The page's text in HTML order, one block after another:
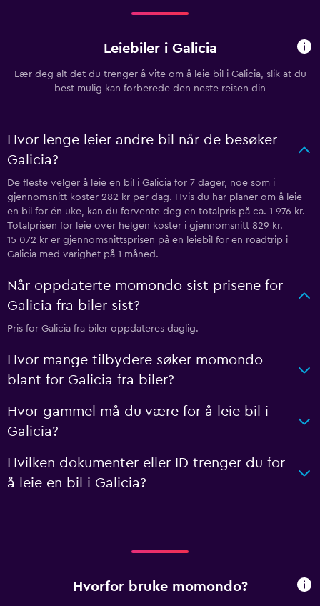
Leiebiler i Galicia
Lær deg alt det du trenger å vite om å leie bil i Galicia, slik at du
best mulig kan forberede den neste reisen din
Hvor lenge leier andre bil når de besøker
Galicia?
De fleste velger å leie en bil i Galicia for 7 dager, noe som i
gjennomsnitt koster 282 kr per dag. Hvis du har planer om å leie
en bil for én uke, kan du forvente deg en totalpris på ca. 1 976 kr.
Totalprisen for leie over helgen koster i gjennomsnitt 829 kr.
15 072 kr er gjennomsnittsprisen på en leiebil for en roadtrip i
Galicia med varighet på 1 måned.
Når oppdaterte momondo sist prisene for
Galicia fra biler sist?
Pris for Galicia fra biler oppdateres daglig.
Hvor mange tilbydere søker momondo
blant for Galicia fra biler?
Hvor gammel må du være for å leie bil i
Galicia?
Hvilken dokumenter eller ID trenger du for
å leie en bil i Galicia?
Hvorfor bruke momondo?